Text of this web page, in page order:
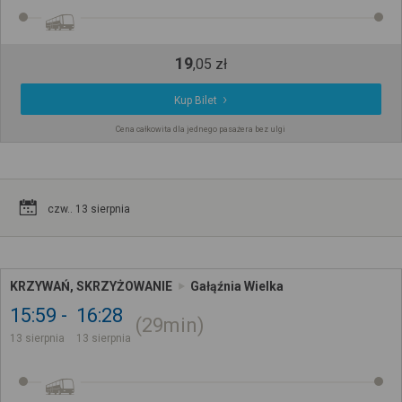
19,05 zł
Kup Bilet
Cena całkowita dla jednego pasażera bez ulgi
czw.. 13 sierpnia
KRZYWAŃ, SKRZYŻOWANIE Gałąźnia Wielka
15:59
13 sierpnia
16:28
13 sierpnia
29min